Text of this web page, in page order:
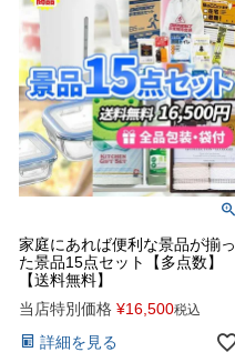
家庭にあれば便利な景品が揃っ
た景品15点セット【多点数】
【送料無料】
当店特別価格 ¥16,500税込
詳細を見る